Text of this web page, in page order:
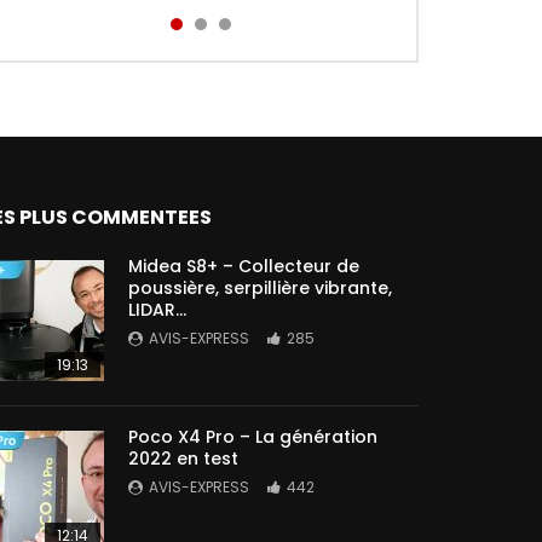
PLUS COMMENTEES
19:13
Midea S8+ – Collecteur de
poussière, serpillière vibrante,
LIDAR…
AVIS-EXPRESS 285
12:14
Poco X4 Pro – La génération
2022 en test
AVIS-EXPRESS 442